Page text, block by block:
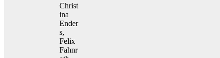
Christ
ina
Ender
s,
Felix
Fahnr